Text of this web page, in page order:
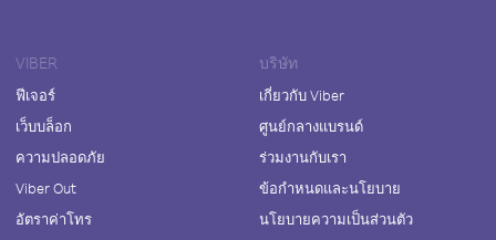
VIBER
ฟีเจอร์
เว็บบล็อก
ความปลอดภัย
Viber Out
อัตราค่าโทร
บริษัท
เกี่ยวกับ Viber
ศูนย์กลางแบรนด์
ร่วมงานกับเรา
ข้อกำหนดและนโยบาย
นโยบายความเป็นส่วนตัว